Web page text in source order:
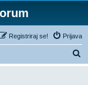
Prijava
Registriraj se!
s